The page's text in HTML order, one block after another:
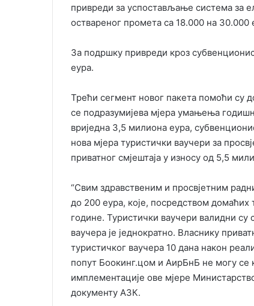
привреди за успостављање система за
оствареног промета са 18.000 на 30.000
За подршку привреди кроз
еура.
Трећи сегмент новог пакета помоћи су
се подразумијева мјера умањења
вриједна 3,5 милиона еура,
нова мјера туристички ваучери за
приватног смјештаја у износу од 5,5
“Свим здравственим и просвјетним
до 200 еура, које, посредством домаћих
године. Туристички ваучери валидни
ваучера је једнократно. Власнику
туристичког ваучера 10 дана након
попут Боокинг.цом и АирБнБ не могу
имплементације ове мјере
документу АЗК.